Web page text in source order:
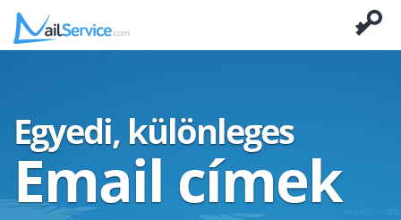
Egyedi, különleges
Email címek